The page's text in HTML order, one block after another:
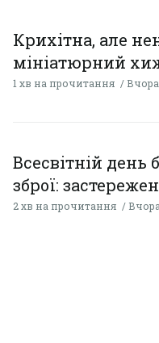
Крихітна, але
мініатюрний
1 хв на прочитання Вчора
Всесвітній день
зброї:
2 хв на прочитання Вчора